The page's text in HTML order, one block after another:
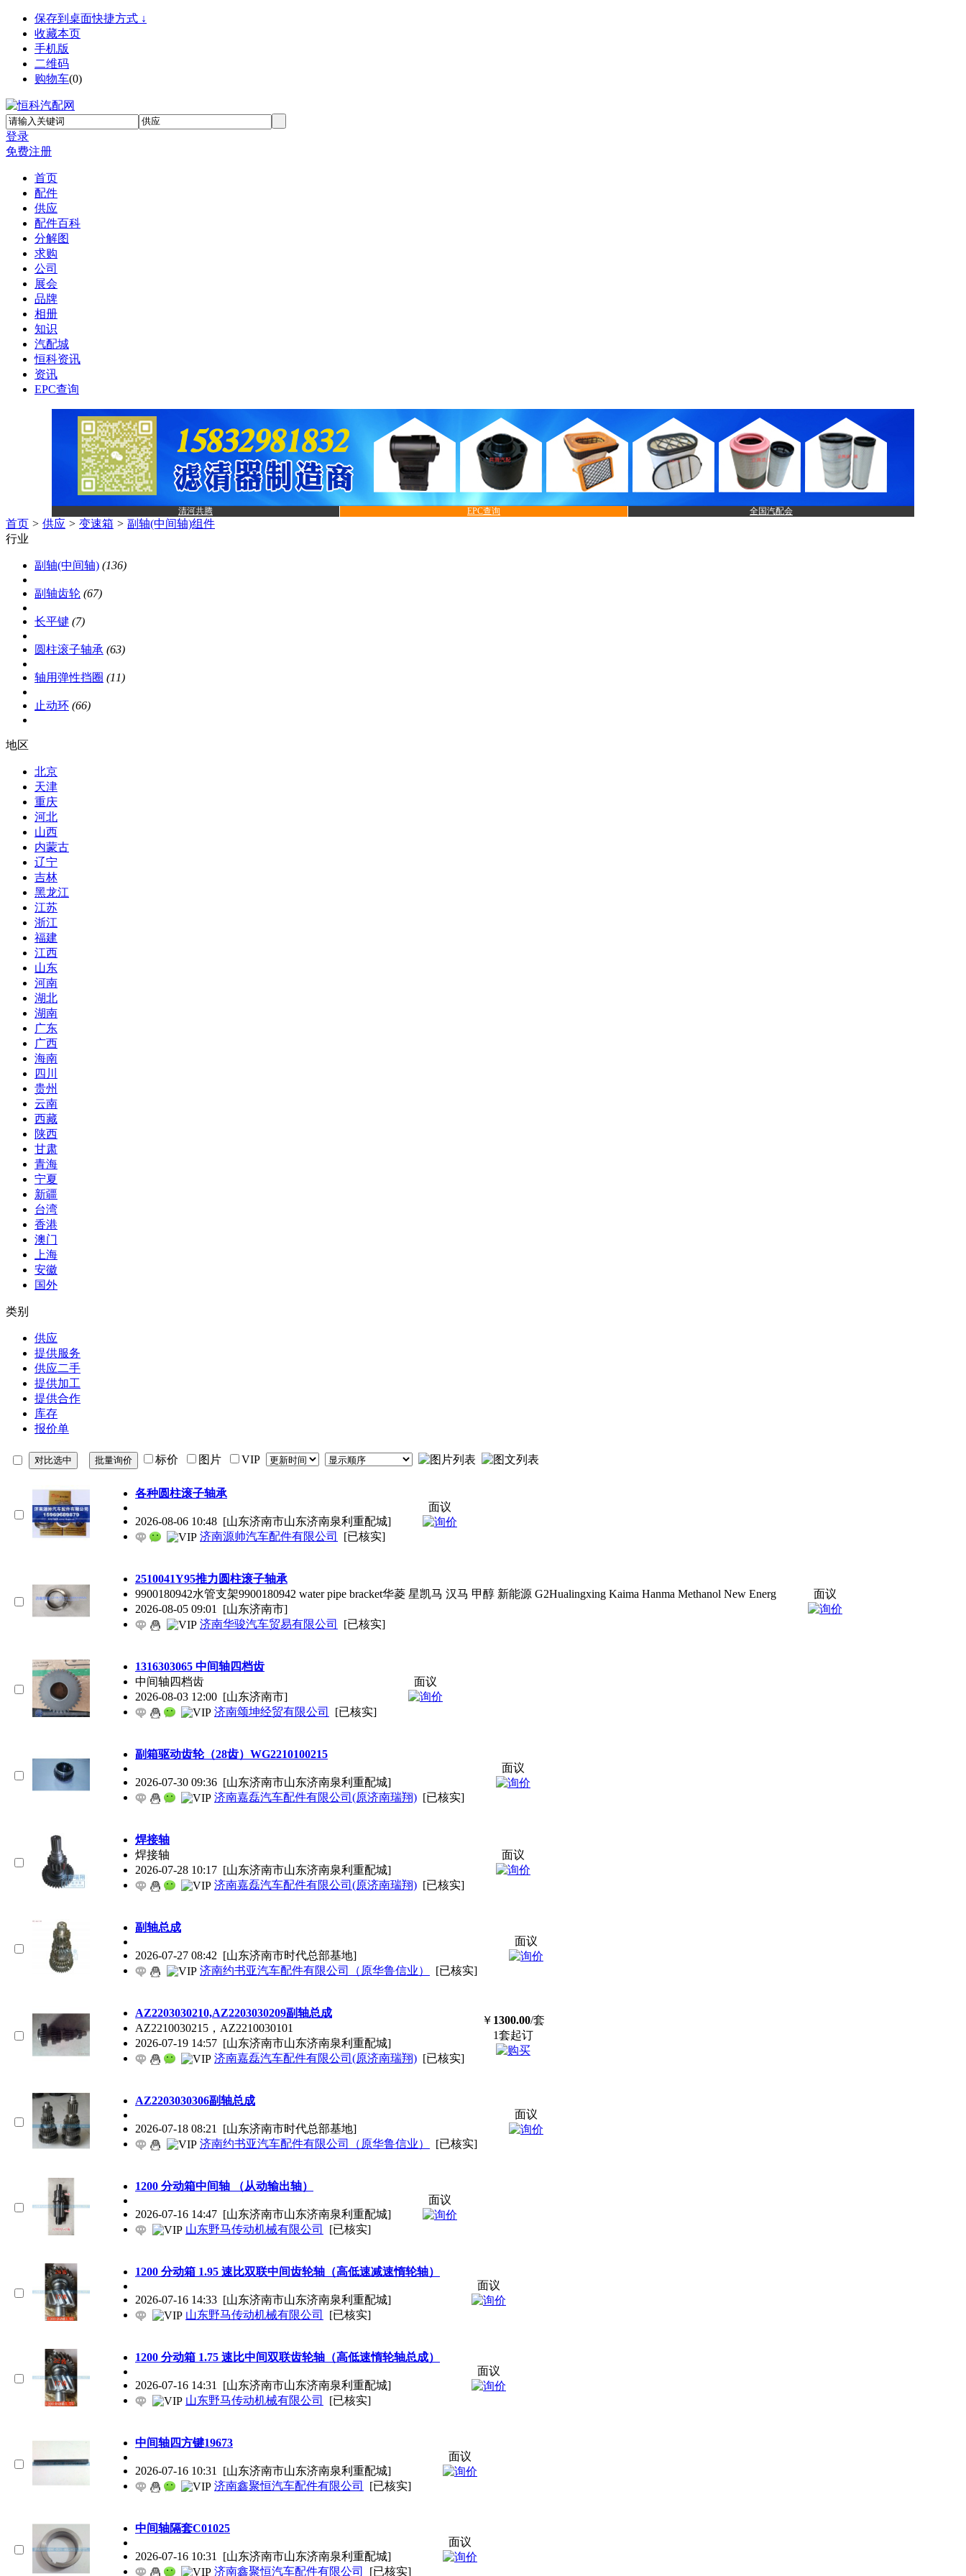
保存到桌面快捷方式 ↓
收藏本页
手机版
二维码
购物车(0)
登录
免费注册
首页
配件
供应
配件百科
分解图
求购
公司
展会
品牌
相册
知识
汽配城
恒科资讯
资讯
EPC查询
清河共腾 EPC查询 全国汽配会
首页 > 供应 > 变速箱 > 副轴(中间轴)组件
行业
副轴(中间轴) (136)
副轴齿轮 (67)
长平键 (7)
圆柱滚子轴承 (63)
轴用弹性挡圈 (11)
止动环 (66)
地区
北京
天津
重庆
河北
山西
内蒙古
辽宁
吉林
黑龙江
江苏
浙江
福建
江西
山东
河南
湖北
湖南
广东
广西
海南
四川
贵州
云南
西藏
陕西
甘肃
青海
宁夏
新疆
台湾
香港
澳门
上海
安徽
国外
类别
供应
提供服务
供应二手
提供加工
提供合作
库存
报价单
标价 图片 VIP
各种圆柱滚子轴承
2026-08-06 10:48 [山东济南市山东济南泉利重配城]
济南源帅汽车配件有限公司
[已核实]
面议
2510041Y95推力圆柱滚子轴承
9900180942水管支架9900180942 water pipe bracket华菱 星凯马 汉马 甲醇 新能源 G2Hualingxing Kaima Hanma Methanol New Energ
2026-08-05 09:01 [山东济南市]
济南华骏汽车贸易有限公司
[已核实]
面议
1316303065 中间轴四档齿
中间轴四档齿
2026-08-03 12:00 [山东济南市]
济南颂坤经贸有限公司
[已核实]
面议
副箱驱动齿轮（28齿）WG2210100215
2026-07-30 09:36 [山东济南市山东济南泉利重配城]
济南嘉磊汽车配件有限公司(原济南瑞翔) [已核实]
面议
焊接轴
焊接轴
2026-07-28 10:17 [山东济南市山东济南泉利重配城]
济南嘉磊汽车配件有限公司(原济南瑞翔) [已核实]
面议
副轴总成
2026-07-27 08:42 [山东济南市时代总部基地]
济南约书亚汽车配件有限公司（原华鲁信业）
[已核实]
面议
AZ2203030210,AZ2203030209副轴总成
AZ2210030215，AZ2210030101
2026-07-19 14:57 [山东济南市山东济南泉利重配城]
济南嘉磊汽车配件有限公司(原济南瑞翔) [已核实]
￥ 1300.00/套
1套起订
AZ2203030306副轴总成
2026-07-18 08:21 [山东济南市时代总部基地]
济南约书亚汽车配件有限公司（原华鲁信业）
[已核实]
面议
1200 分动箱中间轴 （从动输出轴）
2026-07-16 14:47 [山东济南市山东济南泉利重配城]
山东野马传动机械有限公司
[已核实]
面议
1200 分动箱 1.95 速比双联中间齿轮轴（高低速减速惰轮轴）
2026-07-16 14:33 [山东济南市山东济南泉利重配城]
山东野马传动机械有限公司
[已核实]
面议
1200 分动箱 1.75 速比中间双联齿轮轴（高低速惰轮轴总成）
2026-07-16 14:31 [山东济南市山东济南泉利重配城]
山东野马传动机械有限公司
[已核实]
面议
中间轴四方键19673
2026-07-16 10:31 [山东济南市山东济南泉利重配城]
济南鑫聚恒汽车配件有限公司
[已核实]
面议
中间轴隔套C01025
2026-07-16 10:31 [山东济南市山东济南泉利重配城]
济南鑫聚恒汽车配件有限公司
[已核实]
面议